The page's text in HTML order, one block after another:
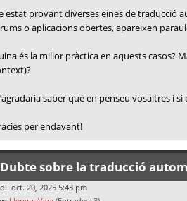
estat provant diverses eines de traducció
o aplicacions obertes, apareixen
és la millor pràctica en aquests casos?
saber què en penseu vosaltres i
per endavant!
Dubte sobre la traducció
oct. 20, 2025 5:43 pm